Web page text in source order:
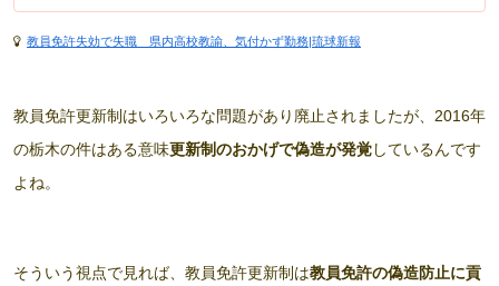
教員免許失効で失職 県内高校教諭、気付かず勤務|琉球新報
教員免許更新制はいろいろな問題があり廃止されましたが、2016年
の栃木の件はある意味更新制のおかげで偽造が発覚しているんです
よね。
そういう視点で見れば、教員免許更新制は教員免許の偽造防止に貢